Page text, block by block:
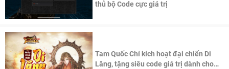
thủ bộ Code cực giá trị
Tam Quốc Chí kích hoạt đại chiến Di
Lăng, tặng siêu code giá trị dành cho